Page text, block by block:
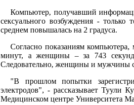
Компьютер, получавший
сексуального возбуждения -
среднем повышалась на 2 градуса.
Согласно показаниям
минут, а женщины – за 743
Следовательно, женщины и мужчины
"В прошлом попытки
электродов", - рассказывает Туули
Медицинском центре Университета